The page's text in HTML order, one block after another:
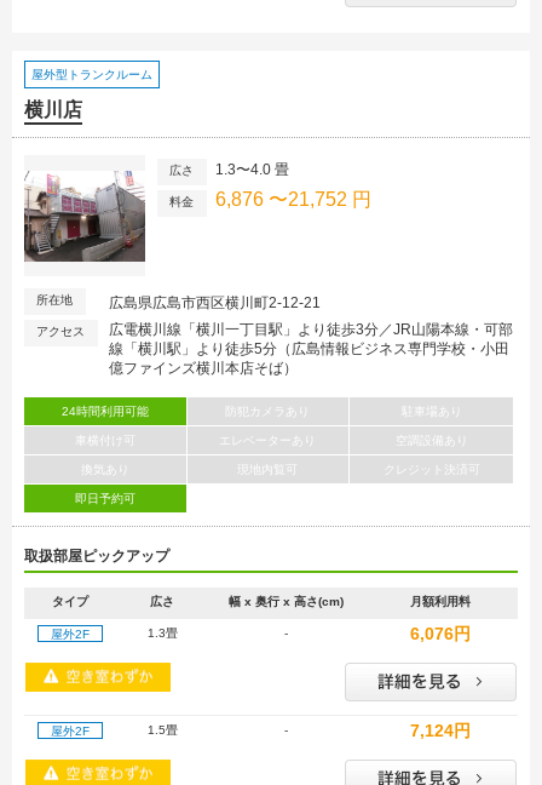
屋外型トランクルーム
横川店
広さ 1.3〜4.0 畳
料金 6,876 〜21,752 円
所在地 広島県広島市西区横川町2-12-21
アクセス
広電横川線「横川一丁目駅」より徒歩3分／JR山陽本線・可部
線「横川駅」より徒歩5分（広島情報ビジネス専門学校・小田
億ファインズ横川本店そば）
24時間利用可能 防犯カメラあり 駐車場あり
車横付け可 エレベーターあり 空調設備あり
換気あり 現地内覧可 クレジット決済可
即日予約可
取扱部屋ピックアップ
タイプ 広さ 幅 x 奥行 x 高さ(cm) 月額利用料
屋外2F 1.3畳 - 6,076円
屋外2F 1.5畳 - 7,124円